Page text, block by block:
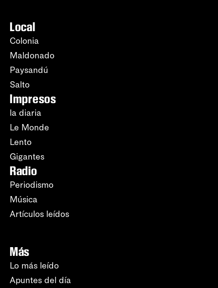
Local
Colonia
Maldonado
Paysandú
Salto
Impresos
la diaria
Le Monde
Lento
Gigantes
Radio
Periodismo
Música
Artículos leídos
Más
Lo más leído
Apuntes del día